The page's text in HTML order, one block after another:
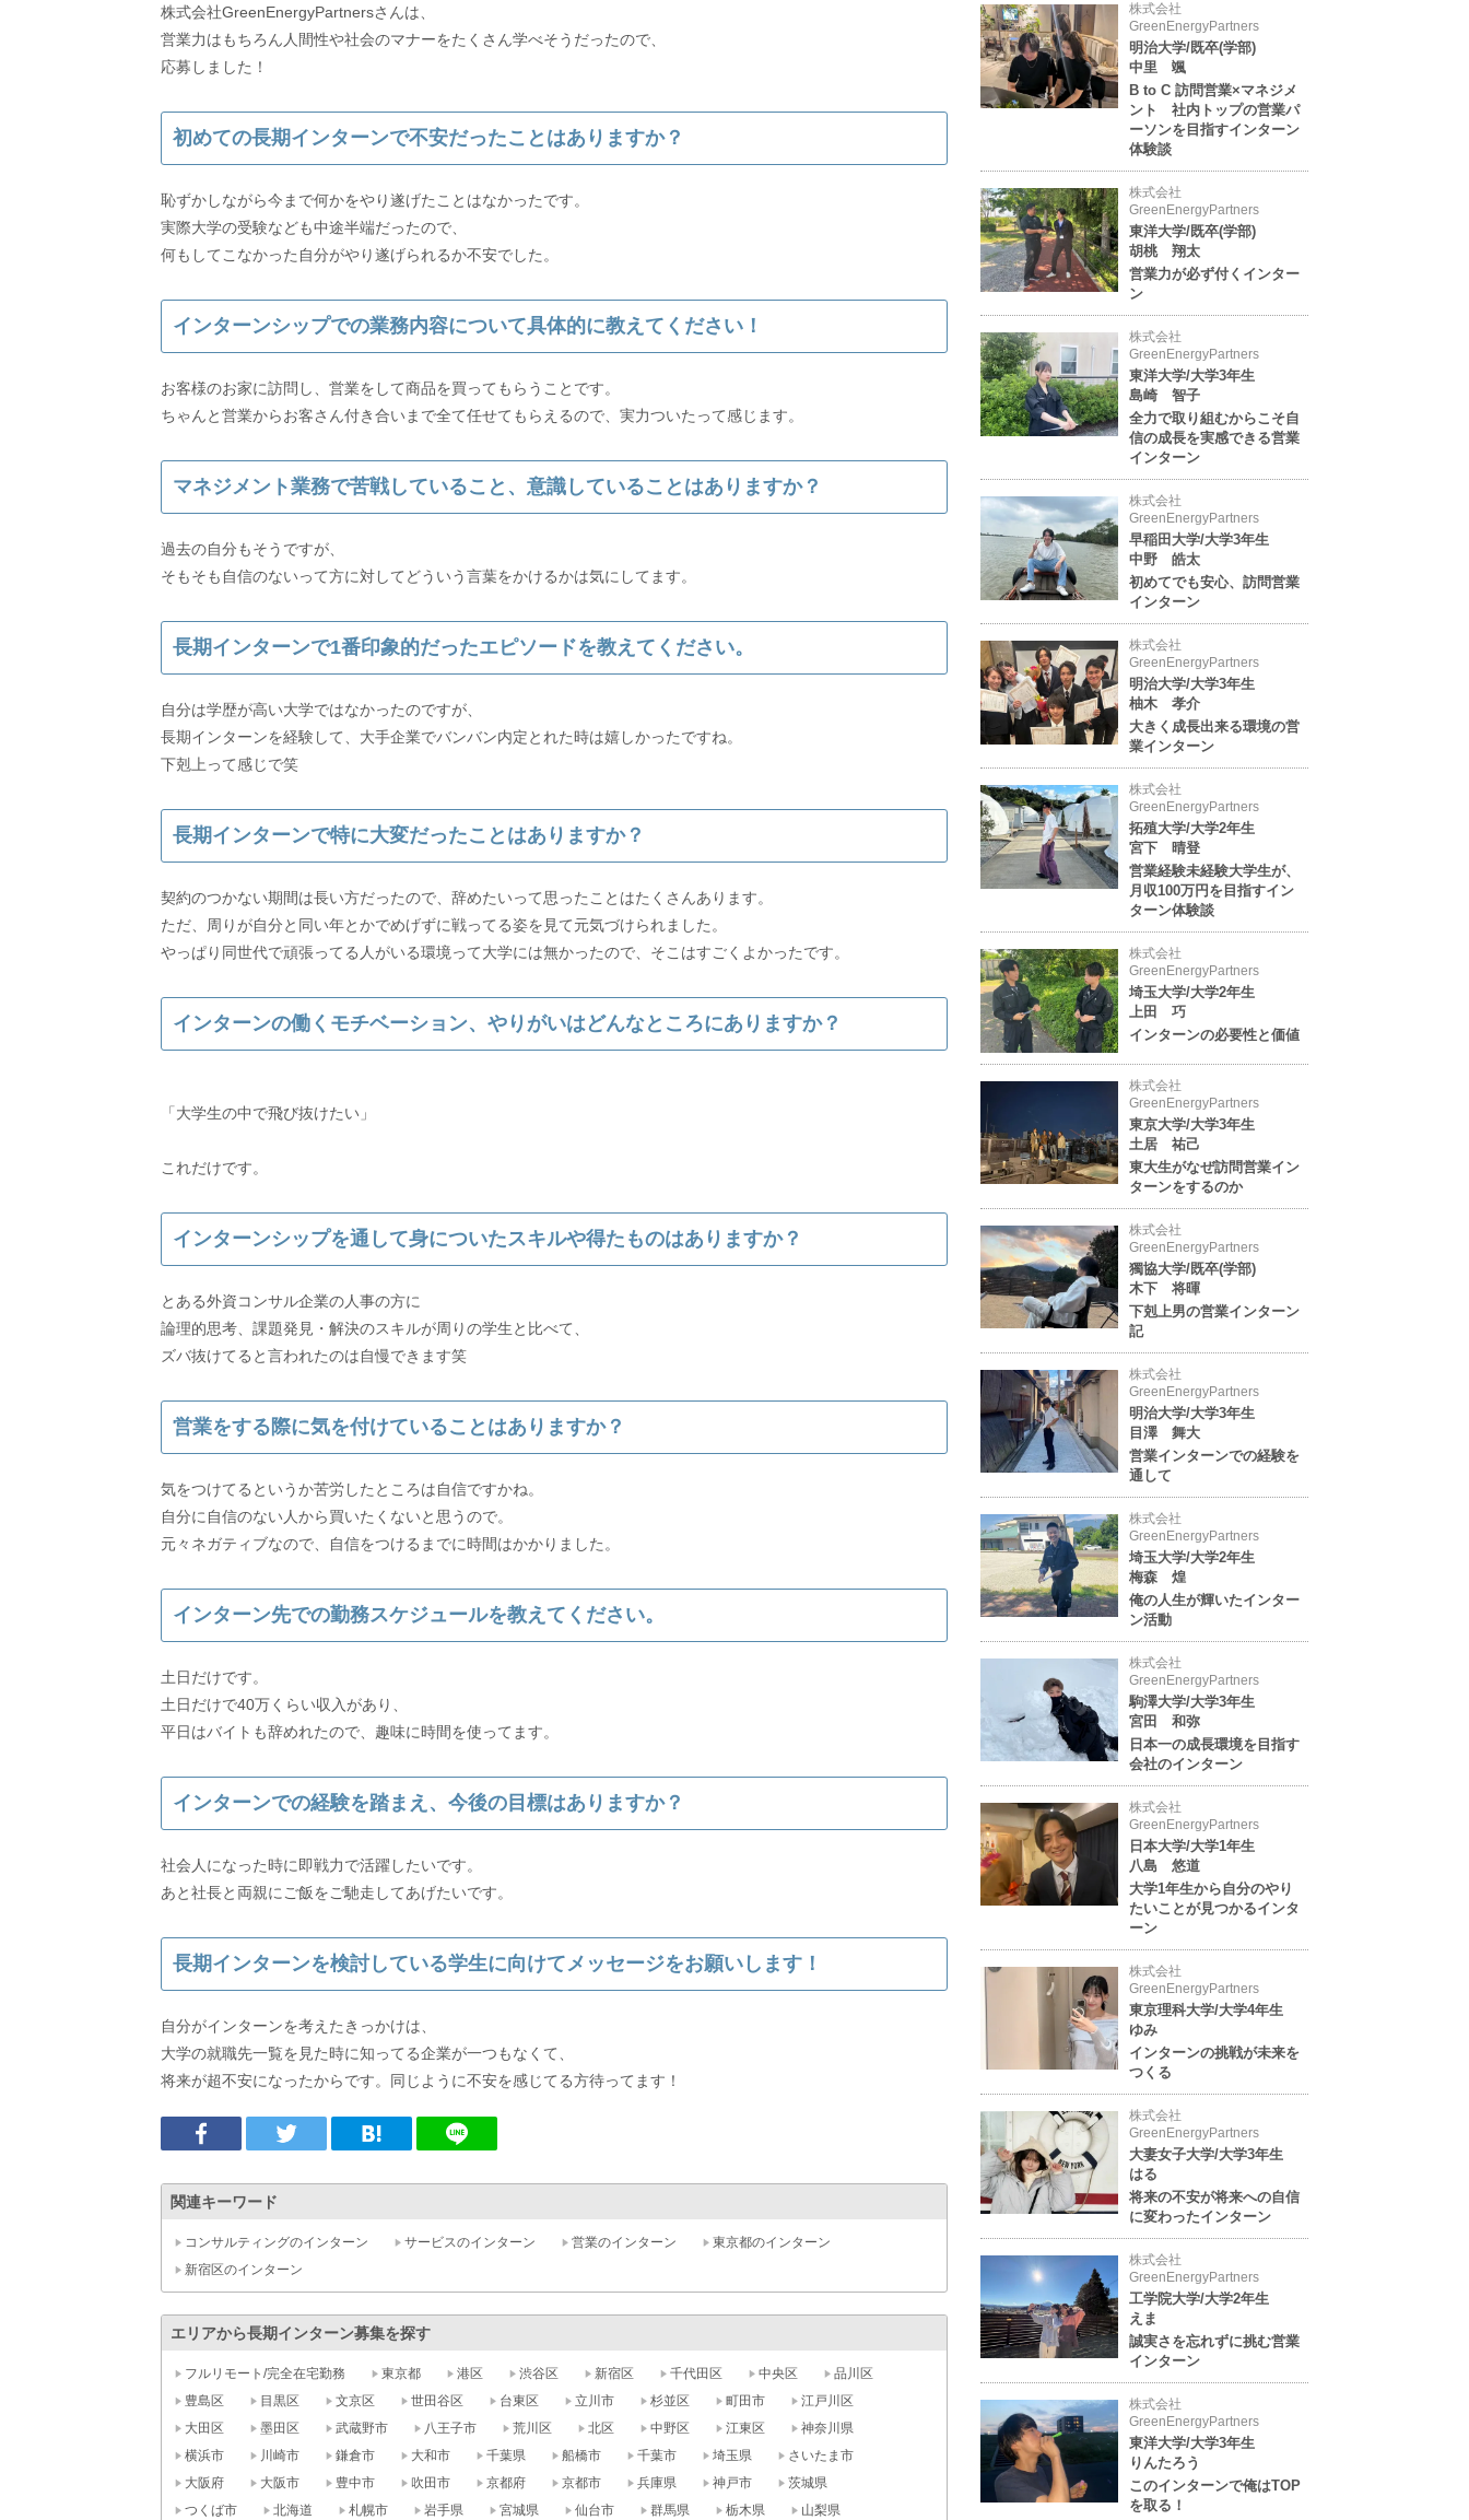
株式会社GreenEnergyPartnersさんは、
営業力はもちろん人間性や社会のマナーをたくさん学べそうだったので、
応募しました！
初めての長期インターンで不安だったことはありますか？
恥ずかしながら今まで何かをやり遂げたことはなかったです。
実際大学の受験なども中途半端だったので、
何もしてこなかった自分がやり遂げられるか不安でした。
インターンシップでの業務内容について具体的に教えてください！
お客様のお家に訪問し、営業をして商品を買ってもらうことです。
ちゃんと営業からお客さん付き合いまで全て任せてもらえるので、実力ついたって感じます。
マネジメント業務で苦戦していること、意識していることはありますか？
過去の自分もそうですが、
長期インターンで1番印象的だったエピソードを教えてください。
自分は学歴が高い大学ではなかったのですが、
長期インターンを経験して、大手企業でバンバン内定とれた時は嬉しかったですね。
長期インターンで特に大変だったことはありますか？
契約のつかない期間は長い方だったので、辞めたいって思ったことはたくさんあります。
ただ、周りが自分と同い年とかでめげずに戦ってる姿を見て元気づけられました。
インターンの働くモチベーション、やりがいはどんなところにありますか？
「大学生の中で飛び抜けたい」
インターンシップを通して身についたスキルや得たものはありますか？
とある外資コンサル企業の人事の方に
論理的思考、課題発見・解決のスキルが周りの学生と比べて、
ズバ抜けてると言われたのは自慢できます笑
営業をする際に気を付けていることはありますか？
気をつけてるというか苦労したところは自信ですかね。
自分に自信のない人から買いたくないと思うので。
インターン先での勤務スケジュールを教えてください。
土日だけです。
土日だけで40万くらい収入があり、
インターンでの経験を踏まえ、今後の目標はありますか？
社会人になった時に即戦力で活躍したいです。
あと社長と両親にご飯をご馳走してあげたいです。
長期インターンを検討している学生に向けてメッセージをお願いします！
自分がインターンを考えたきっかけは、
大学の就職先一覧を見た時に知ってる企業が一つもなくて、
将来が超不安になったからです。同じように不安を感じてる方待ってます！
関連キーワード
コンサルティングのインターン サービスのインターン 営業のインターン
東京都のインターン
新宿区のインターン
エリアから長期インターン募集を探す
フルリモート/完全在宅勤務 東京都 港区 渋谷区 新宿区 千代田区 中央区
品川区
豊島区
目黒区 文京区 世田谷区 台東区 立川市 杉並区 町田市
江戸川区
大田区
墨田区 武蔵野市 八王子市 荒川区 北区 中野区 江東区
神奈川県
横浜市
川崎市 鎌倉市 大和市 千葉県 船橋市 千葉市 埼玉県
さいたま市
大阪府
大阪市 豊中市 吹田市 京都府 京都市 兵庫県 神戸市
茨城県
つくば市
北海道 札幌市 岩手県 宮城県 仙台市 群馬県 栃木県 山梨県
株式会社
GreenEnergyPartners
明治大学/既卒(学部)
中里 颯
B to C 訪問営業×マネジメ
ント 社内トップの営業パ
ーソンを目指すインターン
体験談
株式会社
GreenEnergyPartners
東洋大学/既卒(学部)
胡桃 翔太
営業力が必ず付くインター
ン
株式会社
GreenEnergyPartners
東洋大学/大学3年生
島崎 智子
全力で取り組むからこそ自
信の成長を実感できる営業
インターン
株式会社
GreenEnergyPartners
早稲田大学/大学3年生
中野 皓太
初めてでも安心、訪問営業
インターン
株式会社
GreenEnergyPartners
明治大学/大学3年生
柚木 孝介
大きく成長出来る環境の営
業インターン
株式会社
GreenEnergyPartners
拓殖大学/大学2年生
宮下 晴登
営業経験未経験大学生が、
月収100万円を目指すイン
ターン体験談
株式会社
GreenEnergyPartners
埼玉大学/大学2年生
上田 巧
インターンの必要性と価値
株式会社
GreenEnergyPartners
東京大学/大学3年生
土居 祐己
東大生がなぜ訪問営業イン
ターンをするのか
株式会社
GreenEnergyPartners
獨協大学/既卒(学部)
木下 将暉
下剋上男の営業インターン
記
株式会社
GreenEnergyPartners
明治大学/大学3年生
目澤 舞大
営業インターンでの経験を
通して
株式会社
GreenEnergyPartners
埼玉大学/大学2年生
梅森 煌
俺の人生が輝いたインター
ン活動
株式会社
GreenEnergyPartners
駒澤大学/大学3年生
宮田 和弥
日本一の成長環境を目指す
会社のインターン
株式会社
GreenEnergyPartners
日本大学/大学1年生
八島 悠道
大学1年生から自分のやり
たいことが見つかるインタ
ーン
株式会社
GreenEnergyPartners
東京理科大学/大学4年生
ゆみ
インターンの挑戦が未来を
つくる
株式会社
GreenEnergyPartners
大妻女子大学/大学3年生
はる
将来の不安が将来への自信
に変わったインターン
株式会社
GreenEnergyPartners
工学院大学/大学2年生
えま
誠実さを忘れずに挑む営業
インターン
株式会社
GreenEnergyPartners
東洋大学/大学3年生
りんたろう
このインターンで俺はTOP
を取る！